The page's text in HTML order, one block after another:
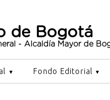
de Bogotá
- Alcaldía Mayor de
Fondo Editorial